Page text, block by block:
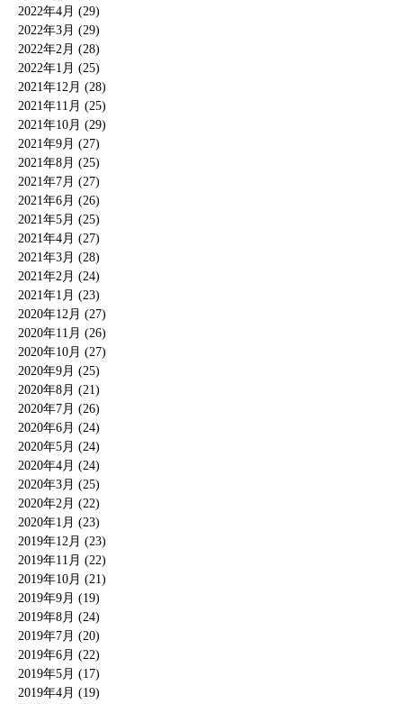
2022年4月 (29)
2022年3月 (29)
2022年2月 (28)
2022年1月 (25)
2021年12月 (28)
2021年11月 (25)
2021年10月 (29)
2021年9月 (27)
2021年8月 (25)
2021年7月 (27)
2021年6月 (26)
2021年5月 (25)
2021年4月 (27)
2021年3月 (28)
2021年2月 (24)
2021年1月 (23)
2020年12月 (27)
2020年11月 (26)
2020年10月 (27)
2020年9月 (25)
2020年8月 (21)
2020年7月 (26)
2020年6月 (24)
2020年5月 (24)
2020年4月 (24)
2020年3月 (25)
2020年2月 (22)
2020年1月 (23)
2019年12月 (23)
2019年11月 (22)
2019年10月 (21)
2019年9月 (19)
2019年8月 (24)
2019年7月 (20)
2019年6月 (22)
2019年5月 (17)
2019年4月 (19)